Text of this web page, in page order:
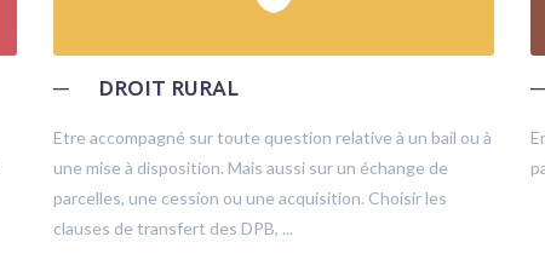
─ DROIT RURAL
Etre accompagné sur toute question relative à un bail ou à
une mise à disposition. Mais aussi sur un échange de
parcelles, une cession ou une acquisition. Choisir les
clauses de transfert des DPB, ...
─